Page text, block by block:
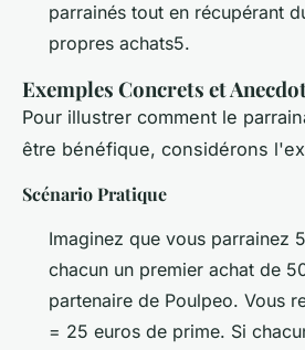
parrainés tout en récupérant
propres achats5.
Exemples Concrets et
Pour illustrer comment le
être bénéfique, considérons
Scénario Pratique
Imaginez que vous parrainez
chacun un premier achat de
partenaire de Poulpeo. Vous
= 25 euros de prime. Si